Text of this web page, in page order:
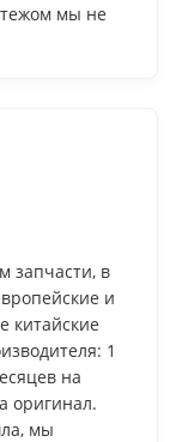
мы не
запчасти, в
и
китайские
1
на
оригинал.
мы